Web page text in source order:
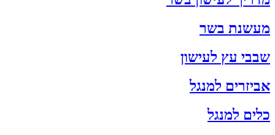
מעשנת בשר
שבבי עץ לעישון
אביזרים למנגל
כלים למנגל